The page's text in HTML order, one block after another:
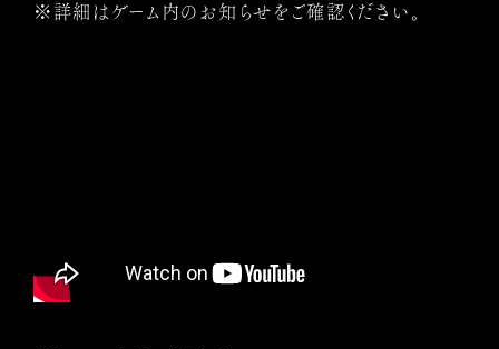
※詳細はゲーム内のお知らせをご確認ください。